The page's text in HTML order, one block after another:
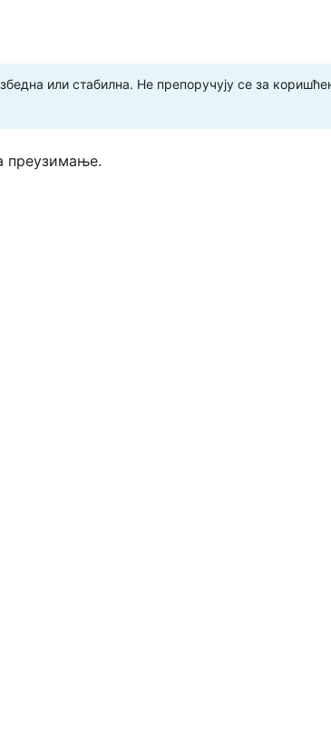
или стабилна. Не препоручују се за
преузимање.